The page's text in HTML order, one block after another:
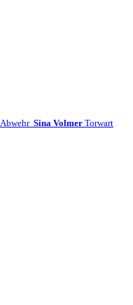
Abwehr Sina Volmer Torwart